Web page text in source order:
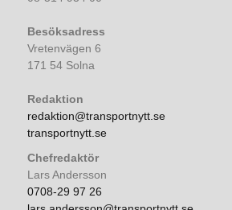
Besöksadress
Vretenvägen 6
171 54 Solna
Redaktion
redaktion@transportnytt.se
transportnytt.se
Chefredaktör
Lars Andersson
0708-29 97 26